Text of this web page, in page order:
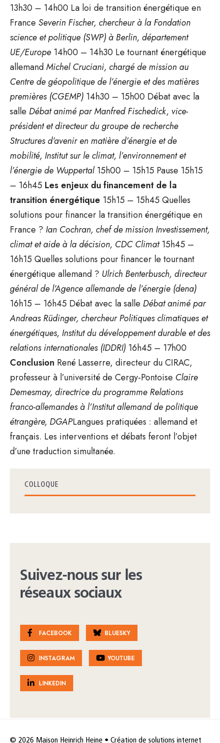
13h30 – 14h00 La loi de transition énergétique en
France Severin Fischer, chercheur à la Fondation
science et politique (SWP) à Berlin, département
UE/Europe 14h00 – 14h30 Le tournant énergétique
allemandMichel Cruciani, chargé de mission au
Centre de géopolitique de l’énergie et des matières
premières (CGEMP) 14h30 – 15h00 Débat avec la
salle Débat animé par Manfred Fischedick, vice-
président et directeur du groupe de recherche
Structures d’avenir en matière d’énergie et de
mobilité, Institut sur le climat, l’environnement et
l’énergie de Wuppertal15h00 – 15h15 Pause 15h15
– 16h45 Les enjeux du financement de la
transition énergétique 15h15 – 15h45 Quelles
solutions pour financer la transition énergétique en
France ? Ian Cochran, chef de mission Investissement,
climat et aide à la décision, CDC Climat15h45 –
16h15 Quelles solutions pour financer le tournant
énergétique allemand ? Ulrich Benterbusch, directeur
général de l’Agence allemande de l’énergie (dena)
16h15 – 16h45 Débat avec la salle Débat animé par
Andreas Rüdinger, chercheur Politiques climatiques et
énergétiques, Institut du développement durable et des
relations internationales (IDDRI) 16h45 – 17h00
Conclusion René Lasserre, directeur du CIRAC,
professeur à l’université de Cergy-Pontoise Claire
Demesmay, directrice du programme Relations
franco-allemandes à l’Institut allemand de politique
étrangère, DGAPLangues pratiquées : allemand et
français. Les interventions et débats feront l’objet
d’une traduction simultanée.
COLLOQUE
Suivez-nous sur les
réseaux sociaux
FACEBOOK BLUESKY
INSTAGRAM YOUTUBE
LINKEDIN
© 2026 Maison Heinrich Heine • Création de solutions internet